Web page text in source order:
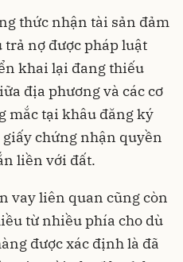
thức nhận tài sản đảm
trả nợ được pháp luật
khai lại đang thiếu
địa phương và các cơ
mắc tại khâu đăng ký
chứng nhận quyền
liền với đất.
vay liên quan cũng còn
từ nhiều phía cho dù
được xác định là đã